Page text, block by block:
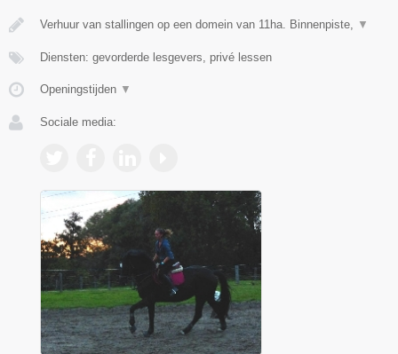
Verhuur van stallingen op een domein van 11ha. Binnenpiste, ▼
Diensten: gevorderde lesgevers, privé lessen
Openingstijden ▼
Sociale media: